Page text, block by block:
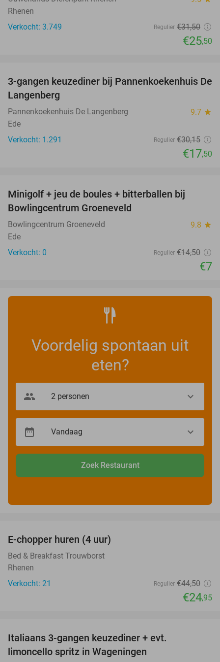
Rhenen
Verkocht: 3.749
Regulier €31,50
€25,50
42%
3-gangen keuzediner bij Pannenkoekenhuis De
Langenberg
Pannenkoekenhuis De Langenberg 9.7 star
Ede
Verkocht: 1.291
Regulier €30,15
€17,50
NEW
TODAY
Minigolf + jeu de boules + bitterballen bij
Bowlingcentrum Groeneveld
Bowlingcentrum Groeneveld 9.8 star
Ede
Verkocht: 0
Regulier €14,50
€7
Voordelig spontaan uit
eten?
Zoek Restaurant
E-chopper huren (4 uur)
Bed & Breakfast Trouwborst
Rhenen
Verkocht: 21
Regulier €44,50
€24,95
Italiaans 3-gangen keuzediner + evt.
limoncello spritz in Wageningen